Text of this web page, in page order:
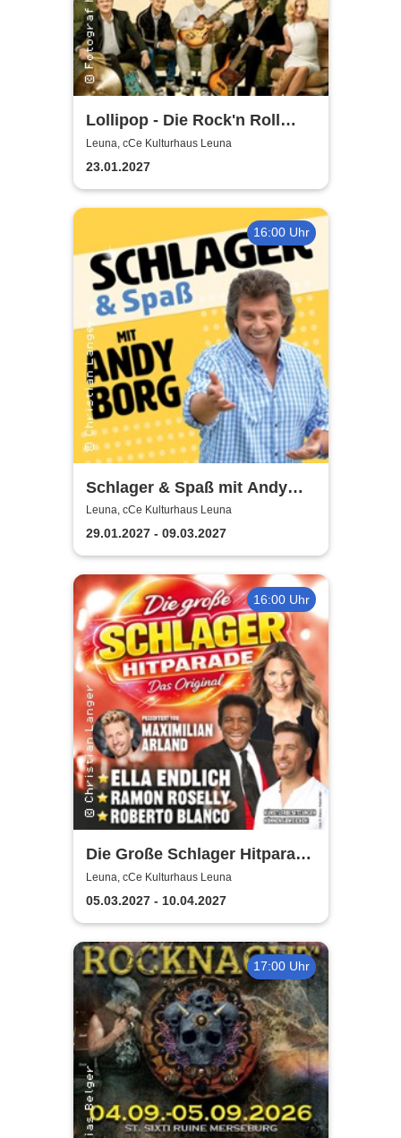
Lollipop - Die Rock'n Roll
Show - präsentiert von der
Wirtschaftswunder-Band
Leuna, cCe Kulturhaus Leuna
23.01.2027
16:00 Uhr
Schlager & Spaß mit Andy
Borg und Gästen
Leuna, cCe Kulturhaus Leuna
29.01.2027 - 09.03.2027
16:00 Uhr
Die Große Schlager Hitparade
- Das Original - 2027
Leuna, cCe Kulturhaus Leuna
05.03.2027 - 10.04.2027
17:00 Uhr